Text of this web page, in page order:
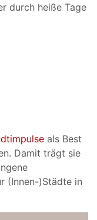
durch heiße Tage
als Best
Damit trägt sie
(Innen-)Städte in